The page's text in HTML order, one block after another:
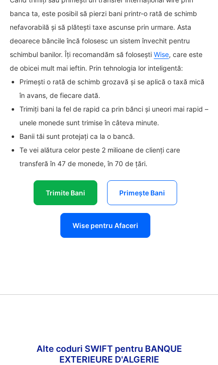
banca ta, este posibil să pierzi bani printr-o rată de schimb
nefavorabilă și să plătești taxe ascunse prin urmare. Asta
deoarece băncile încă folosesc un sistem învechit pentru
schimbul banilor. Îți recomandăm să folosești Wise, care este
de obicei mult mai ieftin. Prin tehnologia lor inteligentă:
Primești o rată de schimb grozavă și se aplică o taxă mică
în avans, de fiecare dată.
Trimiți bani la fel de rapid ca prin bănci și uneori mai rapid –
unele monede sunt trimise în câteva minute.
Banii tăi sunt protejați ca la o bancă.
Te vei alătura celor peste 2 milioane de clienți care
transferă în 47 de monede, în 70 de țări.
Trimite Bani Primește Bani
Wise pentru Afaceri
Alte coduri SWIFT pentru BANQUE
EXTERIEURE D'ALGERIE